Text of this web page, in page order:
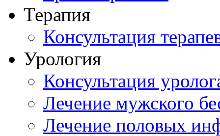
Терапия
Консультация
Урология
Консультация
Лечение мужского
Лечение половых